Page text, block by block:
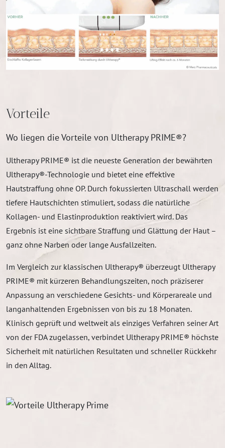
Vorteile
Wo liegen die Vorteile von Ultherapy PRIME®?
Ultherapy PRIME® ist die neueste Generation der bewährten
Ultherapy®-Technologie und bietet eine effektive
Hautstraffung ohne OP. Durch fokussierten Ultraschall werden
tiefere Hautschichten stimuliert, sodass die natürliche
Kollagen- und Elastinproduktion reaktiviert wird. Das
Ergebnis ist eine sichtbare Straffung und Glättung der Haut –
ganz ohne Narben oder lange Ausfallzeiten.
Im Vergleich zur klassischen Ultherapy® überzeugt Ultherapy
PRIME® mit kürzeren Behandlungszeiten, noch präziserer
Anpassung an verschiedene Gesichts- und Körperareale und
langanhaltenden Ergebnissen von bis zu 18 Monaten.
Klinisch geprüft und weltweit als einziges Verfahren seiner Art
von der FDA zugelassen, verbindet Ultherapy PRIME® höchste
Sicherheit mit natürlichen Resultaten und schneller Rückkehr
in den Alltag.